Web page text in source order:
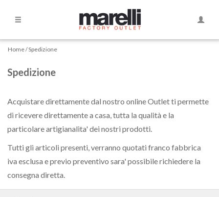
Divani
Divani
Curvi
letto
Dormeause
Side
Home Spedizione
Spedizione
Acquistare direttamente dal nostro online Outlet ti permette
di ricevere direttamente a casa, tutta la qualità e la
particolare artigianalita' dei nostri prodotti.
Tutti gli articoli presenti, verranno quotati franco fabbrica
iva esclusa e previo preventivo sara' possibile richiedere la
consegna diretta.